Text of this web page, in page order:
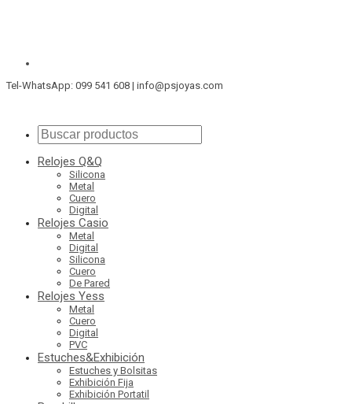
Tel-WhatsApp: 099 541 608 | info@psjoyas.com
Relojes Q&Q
Silicona
Metal
Cuero
Digital
Relojes Casio
Metal
Digital
Silicona
Cuero
De Pared
Relojes Yess
Metal
Cuero
Digital
PVC
Estuches&Exhibición
Estuches y Bolsitas
Exhibición Fija
Exhibición Portatil